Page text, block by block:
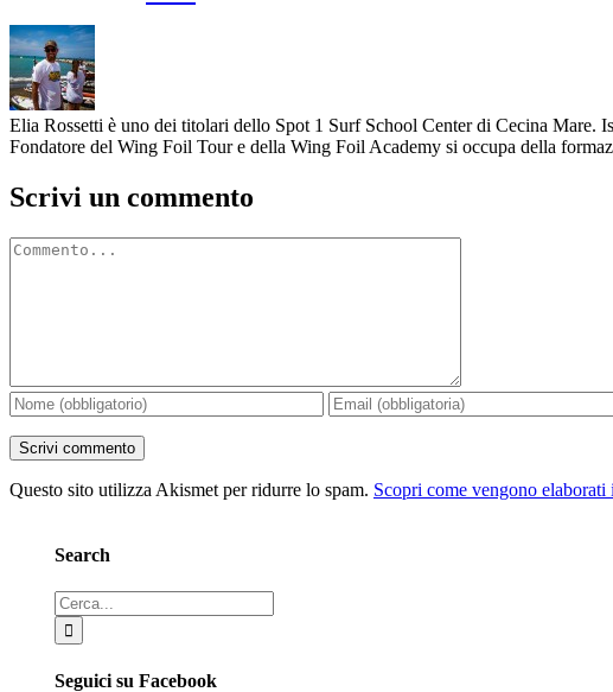
Elia Rossetti è uno dei titolari dello Spot 1 Surf School Center di Cecina
Fondatore del Wing Foil Tour e della Wing Foil Academy si occupa della
Scrivi un commento
Commento
Questo sito utilizza Akismet per ridurre lo spam. Scopri come vengono
Search
Cerca
per:
Seguici su Facebook